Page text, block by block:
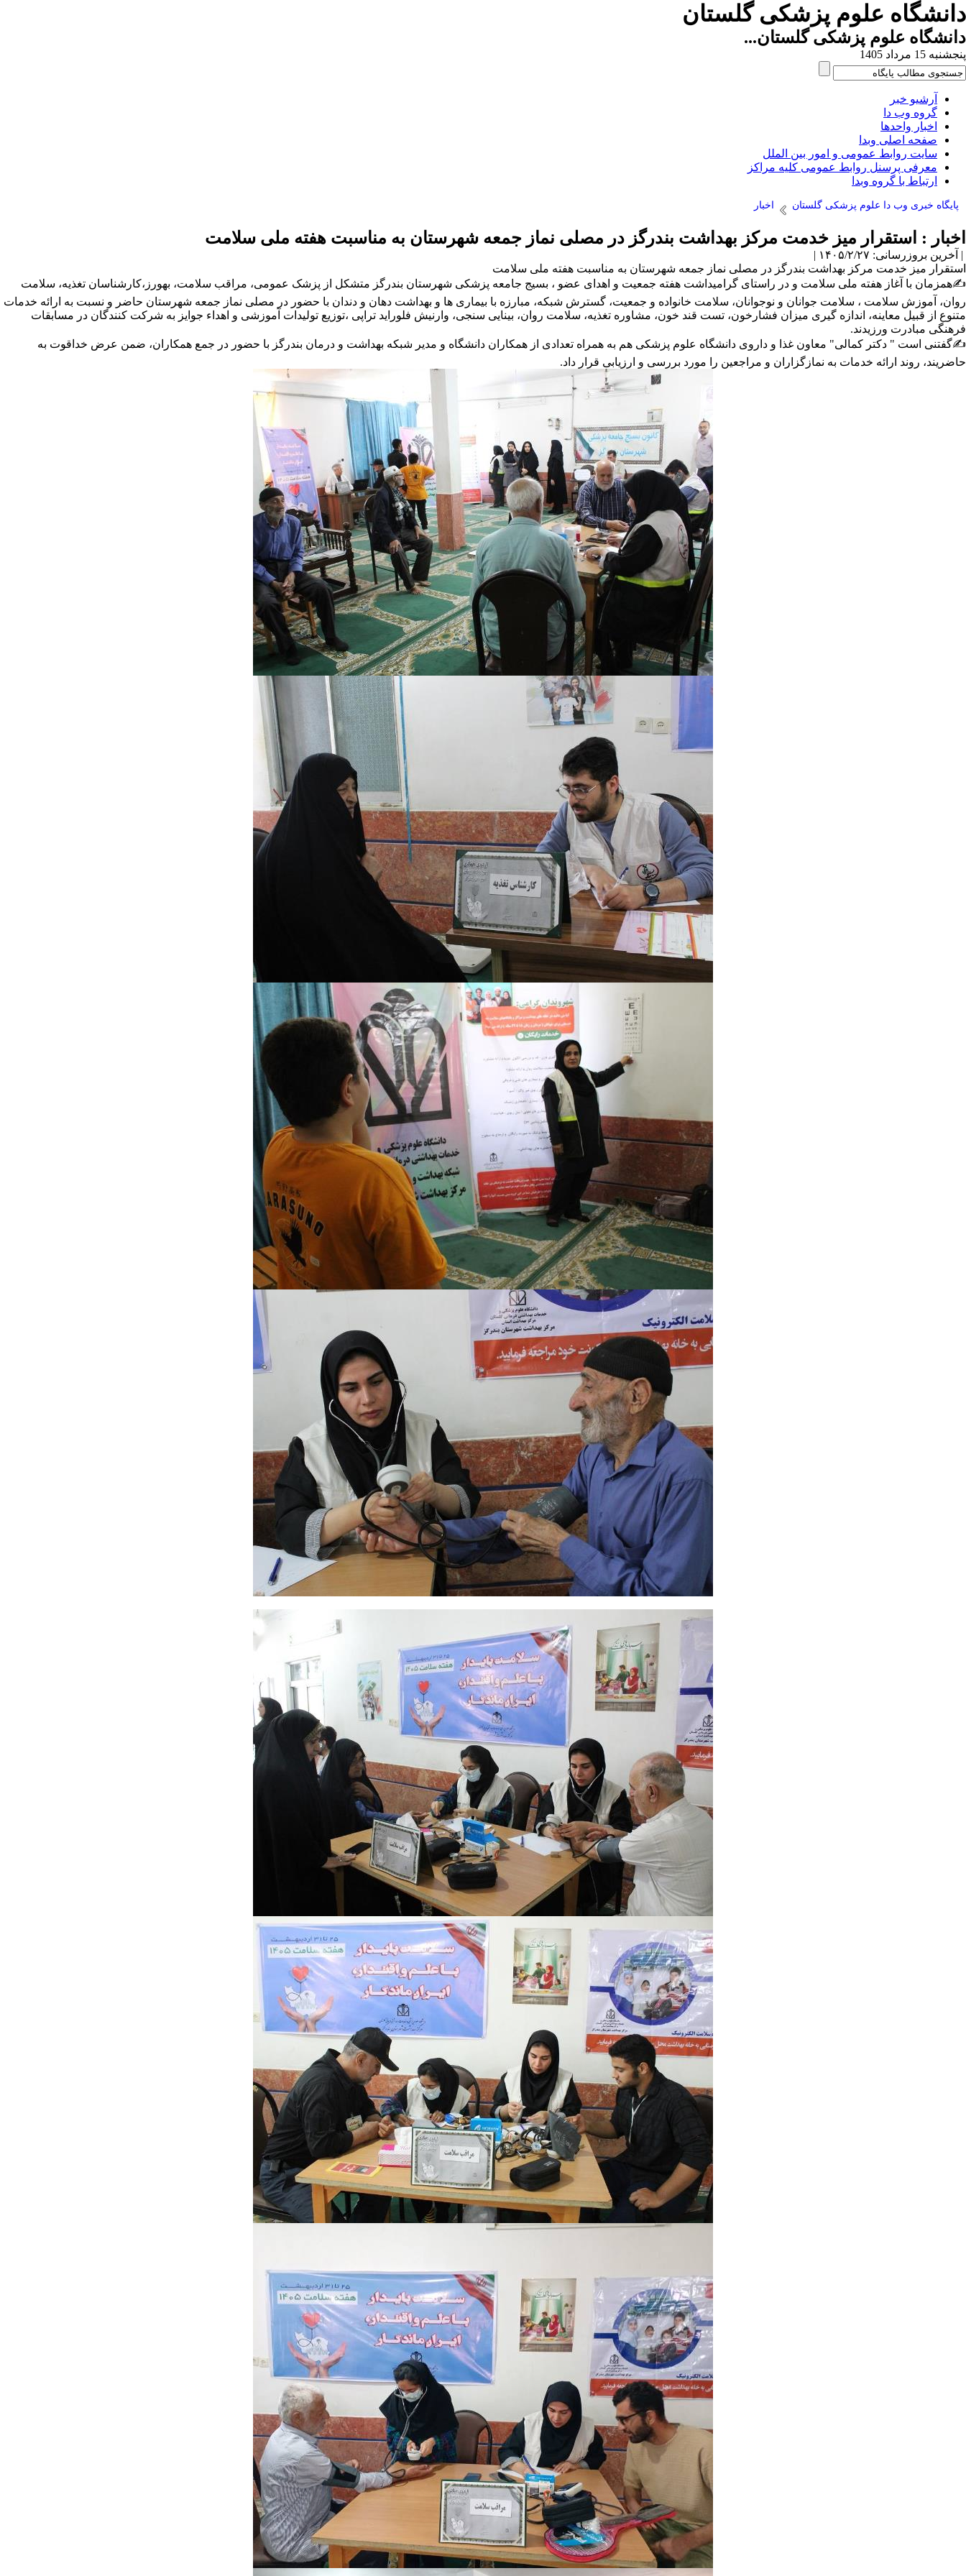
دانشگاه علوم پزشکی گلستان
دانشگاه علوم پزشکی گلستان...
پنجشنبه 15 مرداد 1405
آرشیو خبر
گروه وب دا
اخبار واحدها
صفحه اصلی وبدا
سایت روابط عمومی و امور بین الملل
معرفی پرسنل روابط عمومی کلیه مراکز
ارتباط با گروه وبدا
پایگاه خبری وب دا علوم پزشکی گلستان اخبار
اخبار : استقرار میز خدمت مرکز بهداشت بندرگز در مصلی نماز جمعه شهرستان به مناسبت هفته ملی سلامت
| آخرین بروزرسانی: ۱۴۰۵/۲/۲۷ |
استقرار میز خدمت مرکز بهداشت بندرگز در مصلی نماز جمعه شهرستان به مناسبت هفته ملی سلامت
✍️همزمان با آغاز هفته ملی سلامت و در راستای گرامیداشت هفته جمعیت و اهدای عضو ، بسیج جامعه پزشکی شهرستان بندرگز متشکل از پزشک عمومی، مراقب سلامت، بهورز،کارشناسان تغذیه، سلامت
روان، آموزش سلامت ، سلامت جوانان و نوجوانان، سلامت خانواده و جمعیت، گسترش شبکه، مبارزه با بیماری ها و بهداشت دهان و دندان با حضور در مصلی نماز جمعه شهرستان حاضر و نسبت به ارائه خدمات
متنوع از قبیل معاینه، اندازه گیری میزان فشارخون، تست قند خون، مشاوره تغذیه، سلامت روان، بینایی سنجی، وارنیش فلوراید تراپی ،توزیع تولیدات آموزشی و اهداء جوایز به شرکت کنندگان در مسابقات
فرهنگی مبادرت ورزیدند.
✍️گفتنی است " دکتر کمالی" معاون غذا و داروی دانشگاه علوم پزشکی هم به همراه تعدادی از همکاران دانشگاه و مدیر شبکه بهداشت و درمان بندرگز با حضور در جمع همکاران، ضمن عرض خداقوت به
حاضریند، روند ارائه خدمات به نمازگزاران و مراجعین را مورد بررسی و ارزیابی قرار داد.